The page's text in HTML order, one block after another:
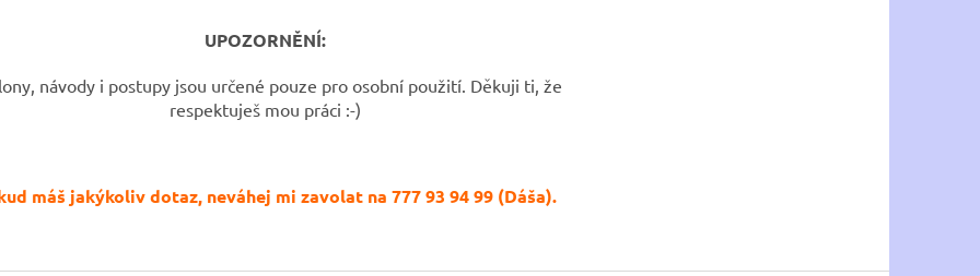
UPOZORNĚNÍ:
návody i postupy jsou určené pouze pro osobní použití. Děkuji ti, že
respektuješ mou práci :-)
máš jakýkoliv dotaz, neváhej mi zavolat na 777 93 94 99 (Dáša).